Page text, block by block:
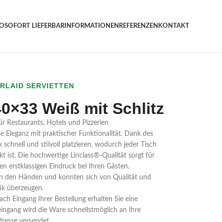
SOFORT LIEFERBARINFORMATIONEN REFERENZEN KONTAKT
SERVIETTEN
Weiß mit Schlitz
Restaurants, Hotels und Pizzerien
Eleganz mit praktischer Funktionalität. Dank des
schnell und stilvoll platzieren, wodurch jeder Tisch
ist. Die hochwertige Linclass®-Qualität sorgt für
erstklassigen Eindruck bei Ihren Gästen.
den Händen und konnten sich von Qualität und
überzeugen.
Eingang Ihrer Bestellung erhalten Sie eine
wird die Ware schnellstmöglich an Ihre